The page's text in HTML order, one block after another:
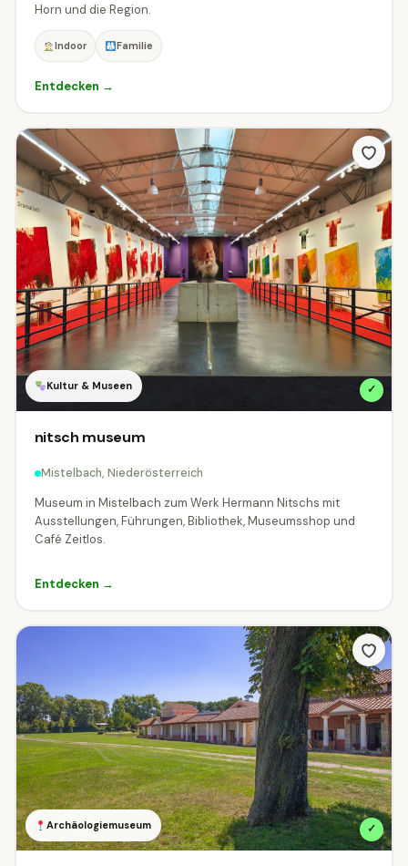
Horn und die Region.
Indoor Familie
Entdecken →
Kultur & Museen ✓
nitsch museum
Mistelbach, Niederösterreich
Museum in Mistelbach zum Werk Hermann Nitschs mit
Ausstellungen, Führungen, Bibliothek, Museumsshop und
Café Zeitlos.
Entdecken →
Archäologiemuseum ✓